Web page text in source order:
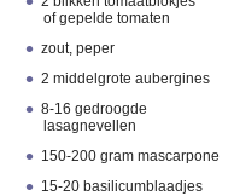
of gepelde tomaten
zout, peper
2 middelgrote aubergines
8-16 gedroogde
lasagnevellen
150-200 gram mascarpone
15-20 basilicumblaadjes